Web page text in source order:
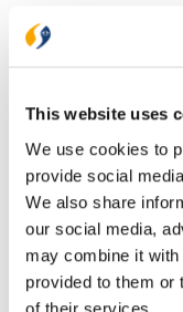
This website uses
We use cookies to
provide social
We also share
our social media,
may combine it with
provided to them or
of their services.
Druk
NUR-code
Auteur
Taal
Aantal pagina's